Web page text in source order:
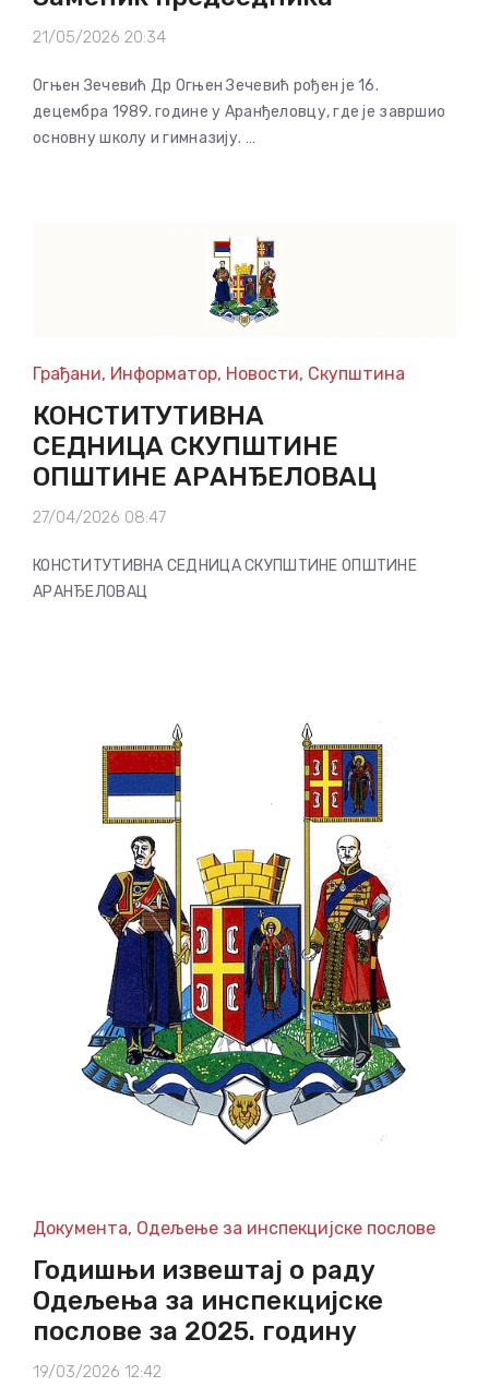
21/05/2026 20:34
Огњен Зечевић Др Огњен Зечевић рођен је 16.
децембра 1989. године у Аранђеловцу, где је завршио
основну школу и гимназију. …
Грађани, Информатор, Новости, Скупштина
КОНСТИТУТИВНA
СЕДНИЦA СКУПШТИНЕ
ОПШТИНЕ АРАНЂЕЛОВАЦ
27/04/2026 08:47
КОНСТИТУТИВНA СЕДНИЦA СКУПШТИНЕ ОПШТИНЕ
АРАНЂЕЛОВАЦ
Документа, Одељење за инспекцијске послове
Годишњи извештај о раду
Одељења за инспекцијске
послове за 2025. годину
19/03/2026 12:42